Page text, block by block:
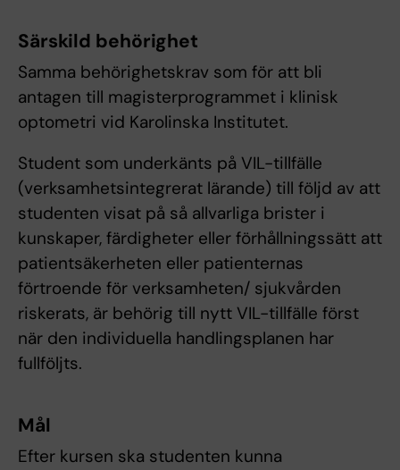
Särskild behörighet
Samma behörighetskrav som för att bli
antagen till magisterprogrammet i klinisk
optometri vid Karolinska Institutet.
Student som underkänts på VIL-tillfälle
(verksamhetsintegrerat lärande) till följd av att
studenten visat på så allvarliga brister i
kunskaper, färdigheter eller förhållningssätt att
patientsäkerheten eller patienternas
förtroende för verksamheten/ sjukvården
riskerats, är behörig till nytt VIL-tillfälle först
när den individuella handlingsplanen har
fullföljts.
Mål
Efter kursen ska studenten kunna